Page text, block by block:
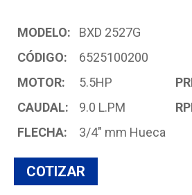
MODELO:
BXD 2527G
CÓDIGO:
6525100200
MOTOR:
5.5HP
CAUDAL:
9.0 L.PM
FLECHA:
3/4" mm Hueca